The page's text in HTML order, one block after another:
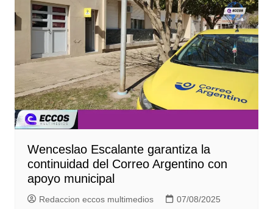
Wenceslao Escalante garantiza la
continuidad del Correo Argentino con
apoyo municipal
Redaccion eccos multimedios 07/08/2025